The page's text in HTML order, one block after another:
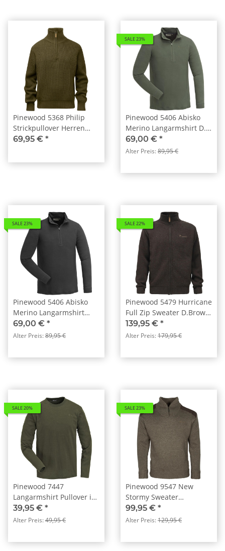
Pinewood 5368 Philip
Strickpullover Herren
Olive Green (770)
69,95 € *
SALE 23%
Pinewood 5406 Abisko
Merino Langarmshirt D.
Moosgrün (733)
69,00 € *
Alter Preis:89,95 €
SALE 23%
Pinewood 5406 Abisko
Merino Langarmshirt
Rauchschwarz (437)
69,00 € *
Alter Preis:89,95 €
SALE 22%
Pinewood 5479 Hurricane
Full Zip Sweater D.Brown
Melange (235)
139,95 € *
Alter Preis:179,95 €
SALE 20%
Pinewood 7447
Langarmshirt Pullover im
Doppel-Pack
39,95 € *
Alter Preis:49,95 €
SALE 23%
Pinewood 9547 New
Stormy Sweater
Strickpullover Herren
Brown Melange (207)
99,95 € *
Alter Preis:129,95 €